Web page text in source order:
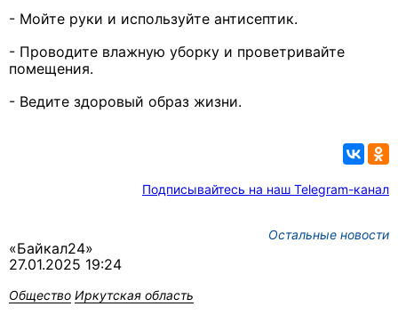
- Мойте руки и используйте антисептик.
- Проводите влажную уборку и проветривайте
помещения.
- Ведите здоровый образ жизни.
Подписывайтесь на наш Telegram-канал
Остальные новости
«Байкал24»
27.01.2025 19:24
Общество Иркутская область